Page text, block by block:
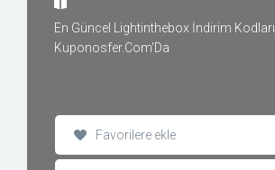
En Güncel Lightinthebox İndirim Kodları
Kuponosfer.Com'Da
Favorilere ekle